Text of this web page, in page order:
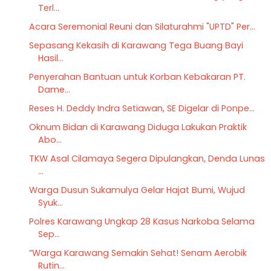
Terl...
Acara Seremonial Reuni dan Silaturahmi "UPTD" Per...
Sepasang Kekasih di Karawang Tega Buang Bayi
Hasil...
Penyerahan Bantuan untuk Korban Kebakaran PT.
Dame...
Reses H. Deddy Indra Setiawan, SE Digelar di Ponpe...
Oknum Bidan di Karawang Diduga Lakukan Praktik
Abo...
TKW Asal Cilamaya Segera Dipulangkan, Denda Lunas
...
Warga Dusun Sukamulya Gelar Hajat Bumi, Wujud
Syuk...
Polres Karawang Ungkap 28 Kasus Narkoba Selama
Sep...
“Warga Karawang Semakin Sehat! Senam Aerobik
Rutin...